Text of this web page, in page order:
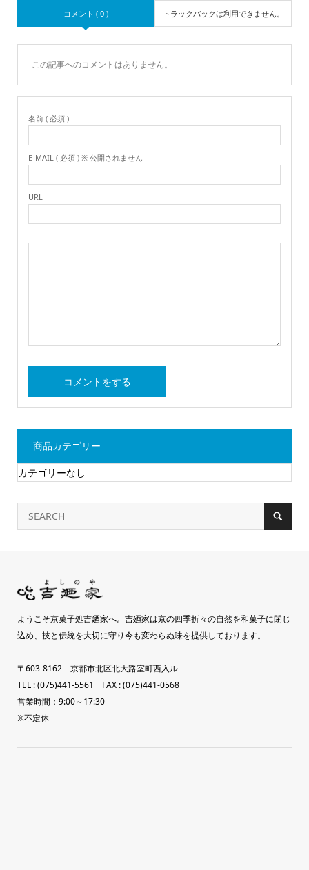
コメント ( 0 ) トラックバックは利用できません。
この記事へのコメントはありません。
名前 ( 必須 )
E-MAIL ( 必須 ) ※ 公開されません
URL
商品カテゴリー
カテゴリーなし
ようこそ京菓子処吉廼家へ。吉廼家は京の四季折々の自然を和菓子に閉じ
込め、技と伝統を大切に守り今も変わらぬ味を提供しております。
〒603-8162 京都市北区北大路室町西入ル
TEL : (075)441-5561 FAX : (075)441-0568
営業時間：9:00～17:30
※不定休